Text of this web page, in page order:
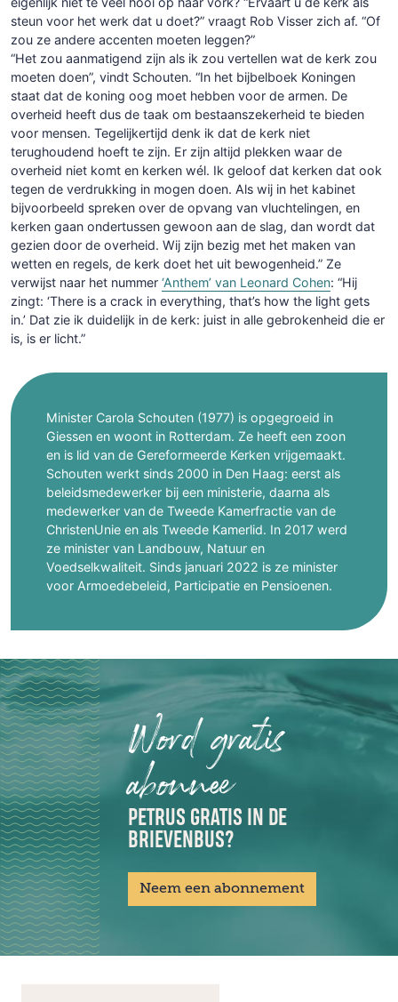
steun voor het werk dat u doet?” vraagt Rob Visser zich af. “Of
zou ze andere accenten moeten leggen?”
“Het zou aanmatigend zijn als ik zou vertellen wat de kerk zou
moeten doen”, vindt Schouten. “In het bijbelboek Koningen
staat dat de koning oog moet hebben voor de armen. De
overheid heeft dus de taak om bestaanszekerheid te bieden
voor mensen. Tegelijkertijd denk ik dat de kerk niet
terughoudend hoeft te zijn. Er zijn altijd plekken waar de
overheid niet komt en kerken wél. Ik geloof dat kerken dat ook
tegen de verdrukking in mogen doen. Als wij in het kabinet
bijvoorbeeld spreken over de opvang van vluchtelingen, en
kerken gaan ondertussen gewoon aan de slag, dan wordt dat
gezien door de overheid. Wij zijn bezig met het maken van
wetten en regels, de kerk doet het uit bewogenheid.” Ze
verwijst naar het nummer ‘Anthem’ van Leonard Cohen: “Hij
zingt: ‘There is a crack in everything, that’s how the light gets
in.’ Dat zie ik duidelijk in de kerk: juist in alle gebrokenheid die er
is, is er licht.”
Minister Carola Schouten (1977) is opgegroeid in
Giessen en woont in Rotterdam. Ze heeft een zoon
en is lid van de Gereformeerde Kerken vrijgemaakt.
Schouten werkt sinds 2000 in Den Haag: eerst als
beleidsmedewerker bij een ministerie, daarna als
medewerker van de Tweede Kamerfractie van de
ChristenUnie en als Tweede Kamerlid. In 2017 werd
ze minister van Landbouw, Natuur en
Voedselkwaliteit. Sinds januari 2022 is ze minister
voor Armoedebeleid, Participatie en Pensioenen.
Word gratis
abonnee
PETRUS GRATIS IN DE
BRIEVENBUS?
Neem een abonnement